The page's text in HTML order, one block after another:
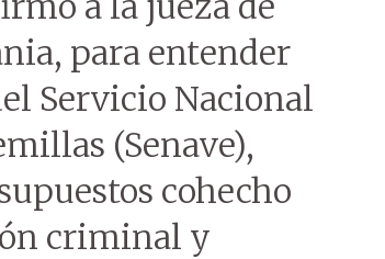
para entender
Servicio Nacional
(Senave),
cohecho
criminal y